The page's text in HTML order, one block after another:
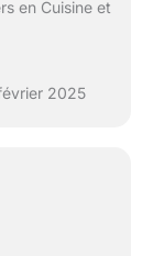
en Cuisine et
2025